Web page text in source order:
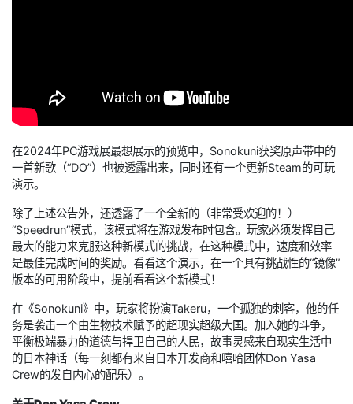
在2024年PC游戏展最想展示的预览中，Sonokuni获奖原声带中的
一首新歌（“DO”）也被透露出来，同时还有一个更新Steam的可玩
演示。
除了上述公告外，还透露了一个全新的（非常受欢迎的！）
“Speedrun”模式，该模式将在游戏发布时包含。玩家必须发挥自己
最大的能力来克服这种新模式的挑战，在这种模式中，速度和效率
是最佳完成时间的奖励。看看这个演示，在一个具有挑战性的“镜像”
版本的可用阶段中，提前看看这个新模式！
在《Sonokuni》中，玩家将扮演Takeru，一个孤独的刺客，他的任
务是袭击一个由生物技术赋予的超现实超级大国。加入她的斗争，
平衡极端暴力的道德与捍卫自己的人民，故事灵感来自现实生活中
的日本神话（每一刻都有来自日本开发商和嘻哈团体Don Yasa
Crew的发自内心的配乐）。